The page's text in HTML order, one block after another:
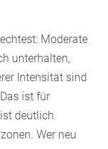
Moderate
unterhalten,
Intensität sind
ist für
deutlich
Wer neu